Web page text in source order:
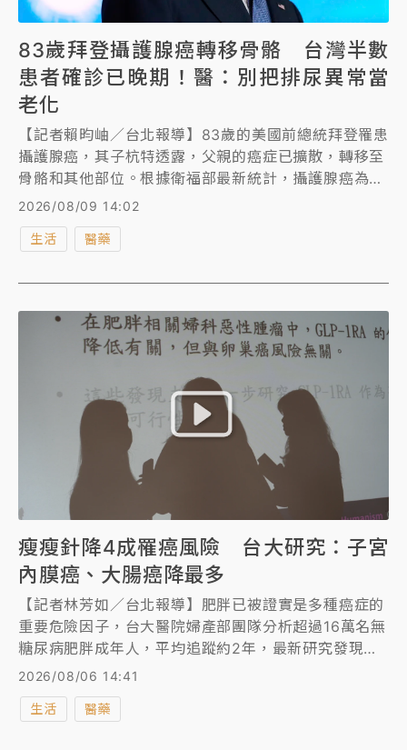
83歲拜登攝護腺癌轉移骨骼 台灣半數
患者確診已晚期！醫：別把排尿異常當
老化
【記者賴昀岫／台北報導】83歲的美國前總統拜登罹患
攝護腺癌，其子杭特透露，父親的癌症已擴散，轉移至
骨骼和其他部位。根據衛福部最新統計，攝護腺癌為男
性癌症發生率第3名。 台灣泌尿科醫學會理事長查岱龍
指出，因男性健康意識本就相對不足，加上攝護腺癌與
攝護腺肥大症狀類似等因素，台灣約有半數患者確診時
2026/08/09 14:02
生活 醫藥
瘦瘦針降4成罹癌風險 台大研究：子宮
內膜癌、大腸癌降最多
【記者林芳如／台北報導】肥胖已被證實是多種癌症的
重要危險因子，台大醫院婦產部團隊分析超過16萬名無
糖尿病肥胖成年人，平均追蹤約2年，最新研究發現，
相較於僅靠飲食或運動減重者，使用GLP-1瘦瘦針者，
41%，尤其子宮內膜癌和大腸直腸癌下降最顯著。
2026/08/06 14:41
生活 醫藥